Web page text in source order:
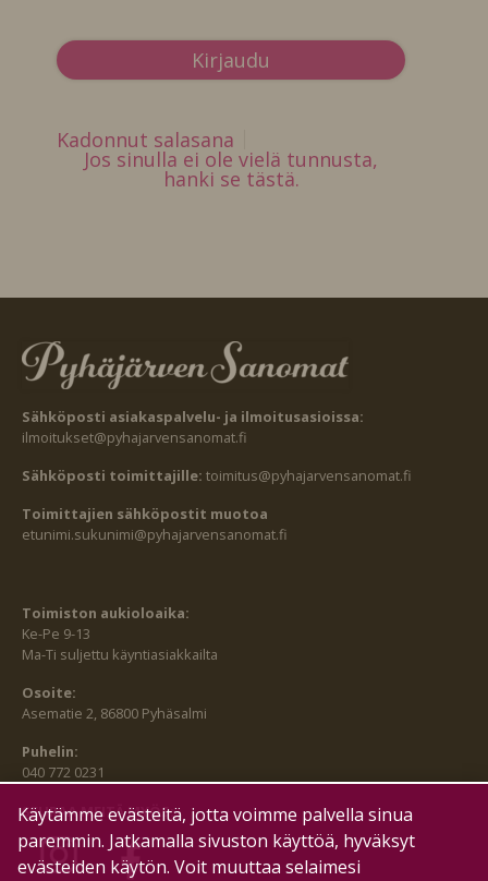
Kadonnut salasana
Jos sinulla ei ole vielä tunnusta,
hanki se tästä.
Sähköposti asiakaspalvelu- ja ilmoitusasioissa:
ilmoitukset@pyhajarvensanomat.fi
Sähköposti toimittajille: toimitus@pyhajarvensanomat.fi
Toimittajien sähköpostit muotoa
etunimi.sukunimi@pyhajarvensanomat.fi
Toimiston aukioloaika:
Ke-Pe 9-13
Ma-Ti suljettu käyntiasiakkailta
Osoite:
Asematie 2, 86800 Pyhäsalmi
Puhelin:
040 772 0231
SEURAA MEITÄ MYÖS:
Käytämme evästeitä, jotta voimme palvella sinua
paremmin. Jatkamalla sivuston käyttöä, hyväksyt
evästeiden käytön. Voit muuttaa selaimesi